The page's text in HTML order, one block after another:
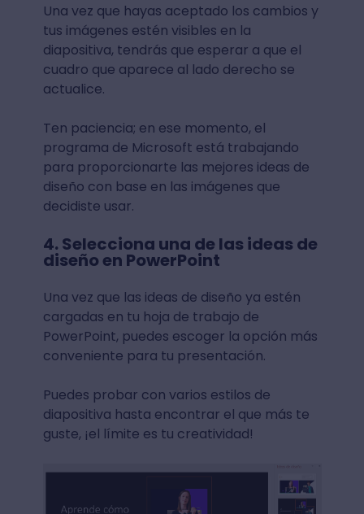
Una vez que hayas aceptado los cambios y
tus imágenes estén visibles en la
diapositiva, tendrás que esperar a que el
cuadro que aparece al lado derecho se
actualice.
Ten paciencia; en ese momento, el
programa de Microsoft está trabajando
para proporcionarte las mejores ideas de
diseño con base en las imágenes que
decidiste usar.
4. Selecciona una de las ideas de
diseño en PowerPoint
Una vez que las ideas de diseño ya estén
cargadas en tu hoja de trabajo de
PowerPoint, puedes escoger la opción más
conveniente para tu presentación.
Puedes probar con varios estilos de
diapositiva hasta encontrar el que más te
guste, ¡el límite es tu creatividad!